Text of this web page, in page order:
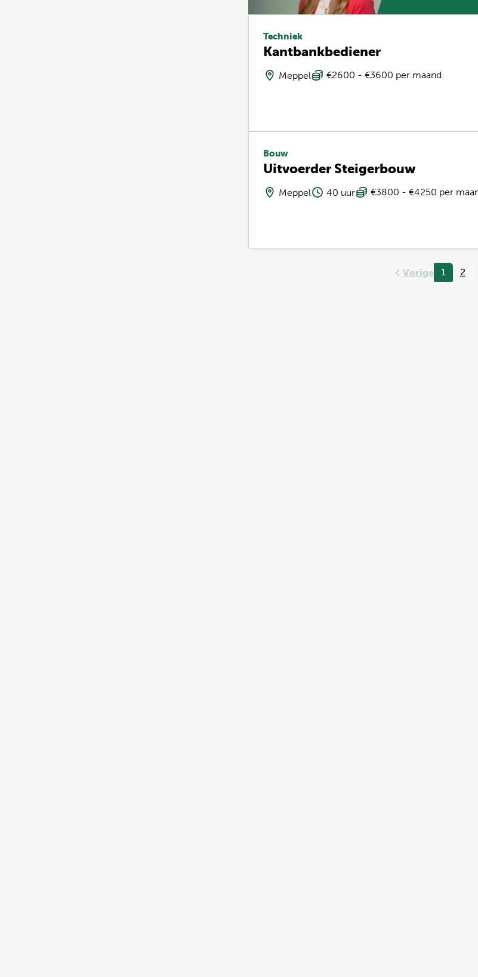
Techniek
Kantbankbediener
Meppel €2600 - €3600 per maand
Bouw
Uitvoerder Steigerbouw
Meppel 40 uur €3800 - €4250 per
Vorige 1 2